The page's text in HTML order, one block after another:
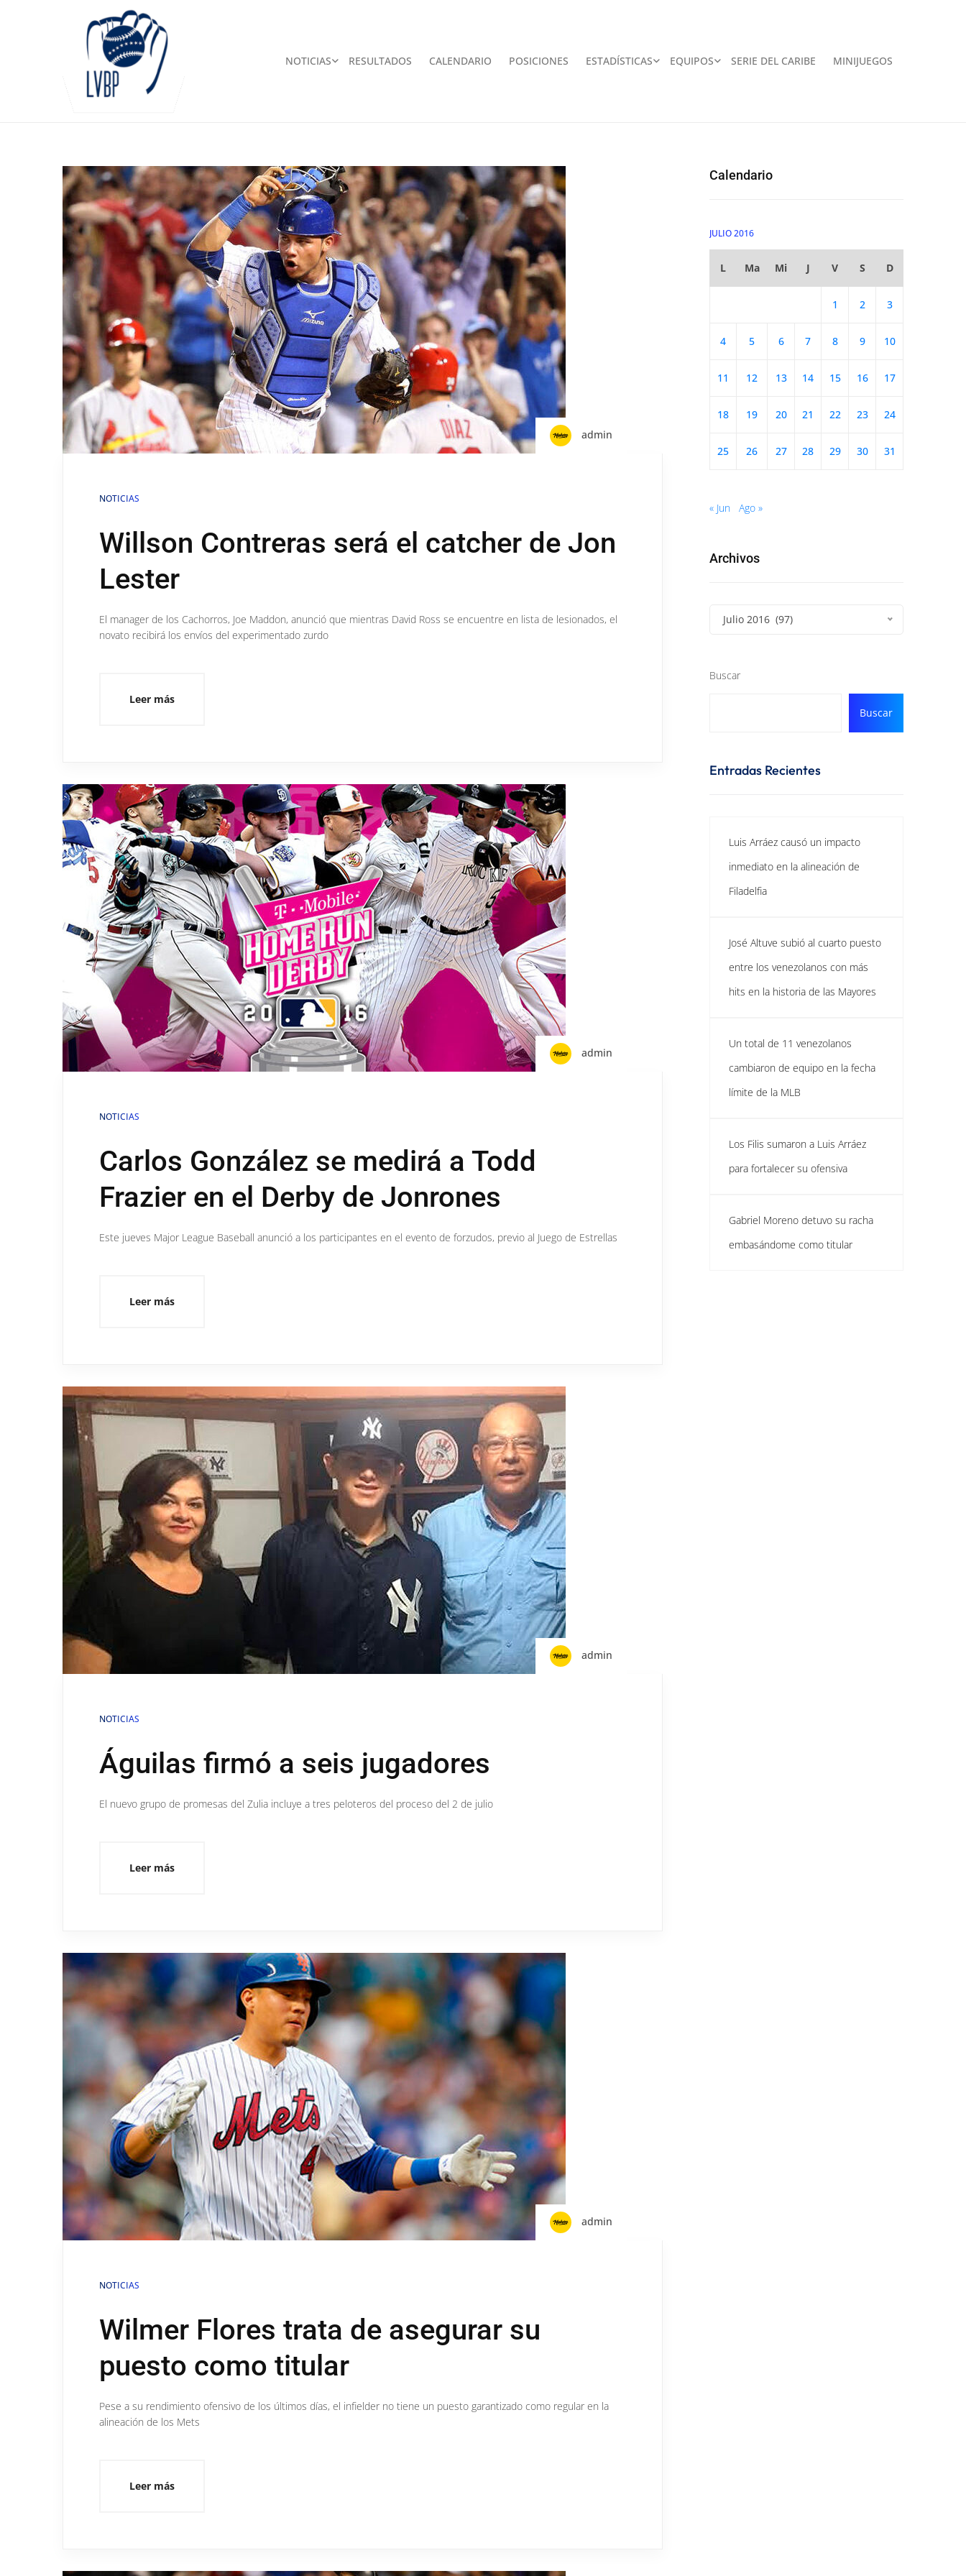
NOTICIAS RESULTADOS CALENDARIO POSICIONES ESTADÍSTICAS EQUIPOS SERIE DEL CARIBE MINIJUEGOS
admin
NOTICIAS
Willson Contreras será el catcher de Jon
Lester
El manager de los Cachorros, Joe Maddon, anunció que mientras David Ross se encuentre en lista de lesionados, el
novato recibirá los envíos del experimentado zurdo
Leer más
admin
NOTICIAS
Carlos González se medirá a Todd
Frazier en el Derby de Jonrones
Este jueves Major League Baseball anunció a los participantes en el evento de forzudos, previo al Juego de Estrellas
Leer más
admin
NOTICIAS
Águilas firmó a seis jugadores
El nuevo grupo de promesas del Zulia incluye a tres peloteros del proceso del 2 de julio
Leer más
admin
NOTICIAS
Wilmer Flores trata de asegurar su
puesto como titular
Pese a su rendimiento ofensivo de los últimos días, el infielder no tiene un puesto garantizado como regular en la
alineación de los Mets
Leer más
Calendario
JULIO 2016
L Ma Mi J V S D
1 2 3
4 5 6 7 8 9 10
11 12 13 14 15 16 17
18 19 20 21 22 23 24
25 26 27 28 29 30 31
« Jun Ago »
Archivos
Julio 2016 (97)
Buscar
Buscar
Entradas Recientes
Luis Arráez causó un impacto
inmediato en la alineación de
Filadelfia
José Altuve subió al cuarto puesto
entre los venezolanos con más
hits en la historia de las Mayores
Un total de 11 venezolanos
cambiaron de equipo en la fecha
límite de la MLB
Los Filis sumaron a Luis Arráez
para fortalecer su ofensiva
Gabriel Moreno detuvo su racha
embasándome como titular